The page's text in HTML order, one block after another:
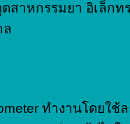
ตสาหกรรมยา อิเล็ก
ล
ทำงานโดยใช้